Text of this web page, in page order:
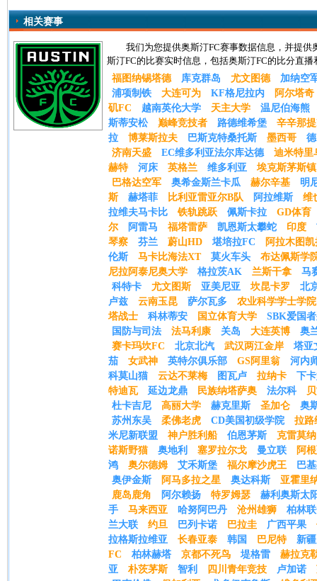
相关赛事
我们为您提供奥斯汀FC赛事数据信息，并提
斯汀FC的比赛实时信息，包括奥斯汀FC的比分直
福图纳锡塔德
库克群岛 尤文图德
加纳空
浦项制铁
大连可为 KF格尼拉内
阿尔塔奇
矶FC
越南英伦大学 天主大学
温尼伯海熊
斯蒂安松
巅峰竞技者 路德维希堡
辛辛那
拉
博莱斯拉夫 巴斯克特桑托斯 墨西哥
济南天盛
EC维多利亚法尔库达德
迪米特里
赫特
河床 英格兰 维多利亚
埃克斯茅斯镇
巴格达空军
奥希金斯兰卡瓜 赫尔辛基
明
斯
赫塔菲 比利亚雷亚尔B队 阿拉维斯
维
拉维夫马卡比
铁轨跳跃 佩斯卡拉
GD体育
尔
阿雷马 福塔雷萨 凯恩斯太攀蛇 印度
琴察
芬兰 蔚山HD 堪培拉FC
阿拉木图
伦斯
马卡比海法XT 莫火车头
布达佩斯学
尼拉阿泰尼奥大学
格拉茨AK 兰斯干拿
马
科特卡
尤文图斯 亚美尼亚 坎昆卡罗
北
卢兹
云南玉昆 萨尔瓦多
农业科学学士学院
塔战士
科林蒂安 国立体育大学
SBK爱国
国防与司法
法马利康 关岛 大连英博
奥
赛卡玛坎FC
北京北汽 武汉两江金岸
塔亚
茄
女武神 英特尔俱乐部 GS阿里翁
河内
科莫山猫
云达不莱梅 图瓦卢 拉纳卡
下
特迪瓦
延边龙鼎 民族纳塔萨奥 法尔科
杜卡吉尼
高丽大学 赫克里斯 圣加仑
奥
苏州东吴
柔佛老虎 CD美国初级学院
拉路
米尼新联盟
神户胜利船 伯恩茅斯
克雷莫纳
诺斯野猫
奥地利 塞罗拉尔戈 曼立联
阿
鸿
奥尔德姆 艾禾斯堡 福尔摩沙虎王
巴
奥伊金斯
阿马多拉之星 奥达科斯
亚霍里
鹿岛鹿角
阿尔赖扬 特罗姆瑟
赫利奥斯太
手
马来西亚 哈努阿巴丹 沧州雄狮
柏林
兰大联
约旦 巴列卡诺 巴拉圭 广西平果
拉格斯拉维亚
长春亚泰 韩国 巴尼特
新
FC
柏林赫塔 京都不死鸟 堤格雷
赫拉克
亚
朴茨茅斯 智利 四川青年竞技 卢加诺